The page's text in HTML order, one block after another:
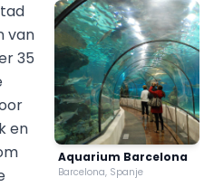
Aquarium Barcelona
Barcelona, Spanje
van
35
en